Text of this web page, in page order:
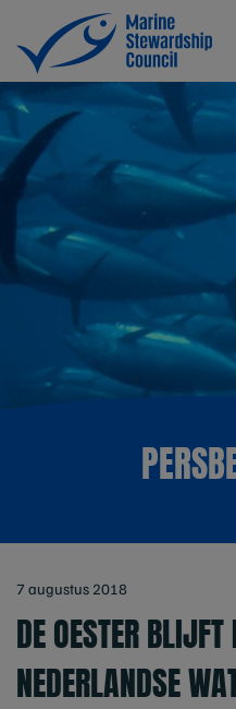
7 augustus 2018
DE OESTER
NEDERLANDSE